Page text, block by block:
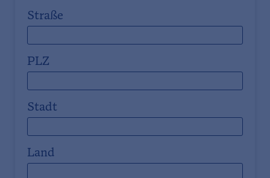
Straße
PLZ
Stadt
Land